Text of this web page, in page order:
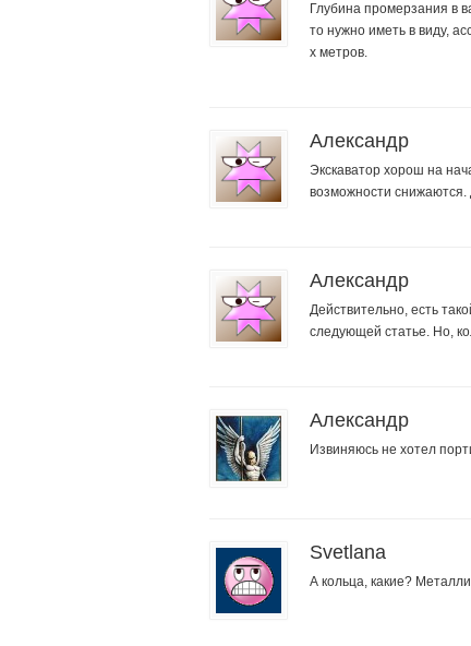
Глубина промерзания в
то нужно иметь в виду,
х метров.
Александр
Экскаватор хорош на
возможности снижаются.
Александр
Действительно, есть
следующей статье. Но,
Александр
Извиняюсь не хотел
Svetlana
А кольца, какие?